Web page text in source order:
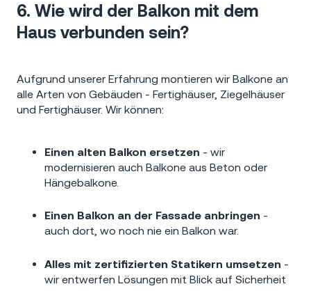
6. Wie wird der Balkon mit dem
Haus verbunden sein?
Aufgrund unserer Erfahrung montieren wir Balkone an
alle Arten von Gebäuden - Fertighäuser, Ziegelhäuser
und Fertighäuser. Wir können:
Einen alten Balkon ersetzen - wir
modernisieren auch Balkone aus Beton oder
Hängebalkone.
Einen Balkon an der Fassade anbringen -
auch dort, wo noch nie ein Balkon war.
Alles mit zertifizierten Statikern umsetzen -
wir entwerfen Lösungen mit Blick auf Sicherheit